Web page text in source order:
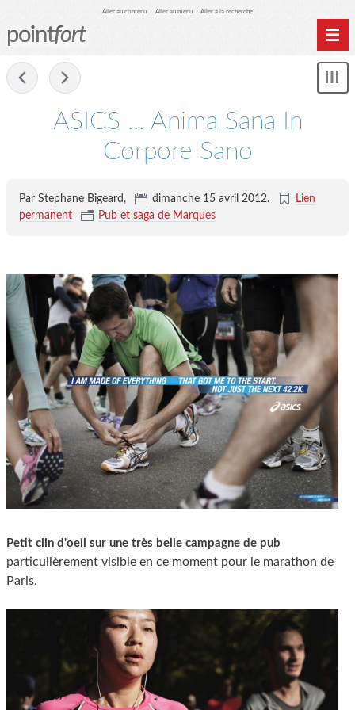
Aller au contenu Aller au menu Aller à la recherche
pointfort
ASICS ... Anima Sana In
Corpore Sano
Par Stephane Bigeard, dimanche 15 avril 2012.
Lien
permanent
Pub et saga de Marques
Petit clin d'oeil sur une très belle campagne de pub
particulièrement visible en ce moment pour le marathon de
Paris.